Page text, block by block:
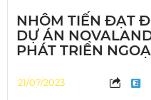
NHÔM TIẾN ĐẠT
DỰ ÁN
PHÁT TRIỂN
21/07/2023